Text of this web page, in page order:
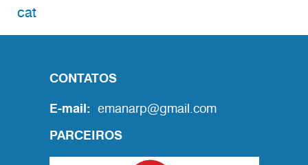
cat
CONTATOS
E-mail: emanarp@gmail.com
PARCEIROS